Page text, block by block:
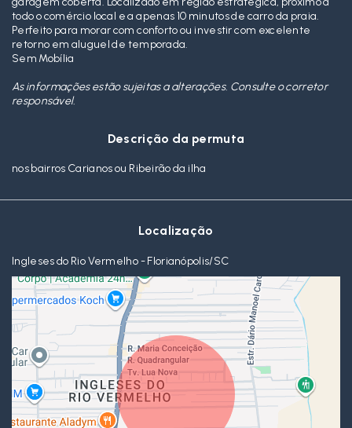
todo o comércio local e a apenas 10 minutos de carro da praia.
Perfeito para morar com conforto ou investir com excelente
retorno em aluguel de temporada.
Sem Mobília
As informações estão sujeitas a alterações. Consulte o corretor
responsável.
Descrição da permuta
nos bairros Carianos ou Ribeirão da ilha
Localização
Ingleses do Rio Vermelho - Florianópolis/SC